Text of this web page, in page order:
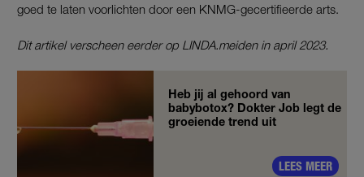
goed te laten voorlichten door een KNMG-gecertifieerde arts.
Dit artikel verscheen eerder op LINDA.meiden in april 2023.
Heb jij al gehoord van
babybotox? Dokter Job legt de
groeiende trend uit
LEES MEER